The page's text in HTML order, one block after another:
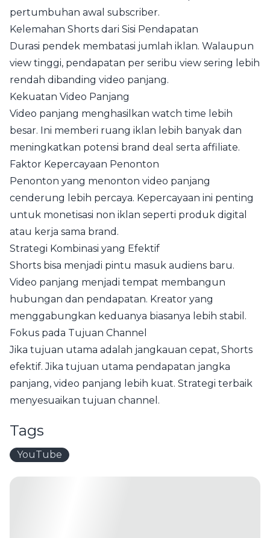
pertumbuhan awal subscriber.
Kelemahan Shorts dari Sisi Pendapatan
Durasi pendek membatasi jumlah iklan. Walaupun
view tinggi, pendapatan per seribu view sering lebih
rendah dibanding video panjang.
Kekuatan Video Panjang
Video panjang menghasilkan watch time lebih
besar. Ini memberi ruang iklan lebih banyak dan
meningkatkan potensi brand deal serta affiliate.
Faktor Kepercayaan Penonton
Penonton yang menonton video panjang
cenderung lebih percaya. Kepercayaan ini penting
untuk monetisasi non iklan seperti produk digital
atau kerja sama brand.
Strategi Kombinasi yang Efektif
Shorts bisa menjadi pintu masuk audiens baru.
Video panjang menjadi tempat membangun
hubungan dan pendapatan. Kreator yang
menggabungkan keduanya biasanya lebih stabil.
Fokus pada Tujuan Channel
Jika tujuan utama adalah jangkauan cepat, Shorts
efektif. Jika tujuan utama pendapatan jangka
panjang, video panjang lebih kuat. Strategi terbaik
menyesuaikan tujuan channel.
Tags
YouTube